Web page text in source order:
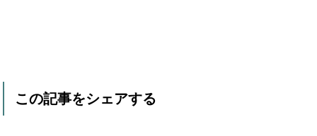
この記事をシェアする